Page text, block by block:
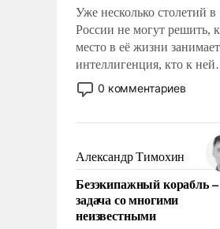
Уже несколько столетий в
России не могут решить,
место в её жизни занимает
интеллигенция, кто к ней
принадлежит, а кого из неё
исключили с правом
чем она отличается от
образованных людей.
казалось, что эти вопросы
решены раз и навсегда, но –
нет, не решены.
0 комментариев
Александр Тимохин
Безэкипажный корабль –
задача со многими
неизвестными